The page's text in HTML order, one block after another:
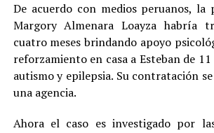
De acuerdo con medios peruanos, la
Margory Almenara Loayza habría
cuatro meses brindando apoyo
reforzamiento en casa a Esteban de
autismo y epilepsia. Su contratación
una agencia.
Ahora el caso es investigado por